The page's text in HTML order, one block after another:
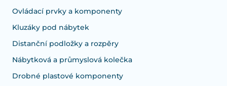
Ovládací prvky a komponenty
Kluzáky pod nábytek
Distanční podložky a rozpěry
Nábytková a průmyslová kolečka
Drobné plastové komponenty